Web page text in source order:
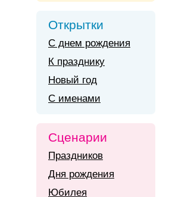
Открытки
С днем рождения
К празднику
Новый год
С именами
Сценарии
Праздников
Дня рождения
Юбилея